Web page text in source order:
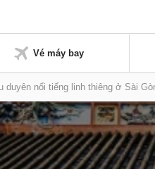
Vé máy bay
duyên nổi tiếng linh thiêng ở Sài